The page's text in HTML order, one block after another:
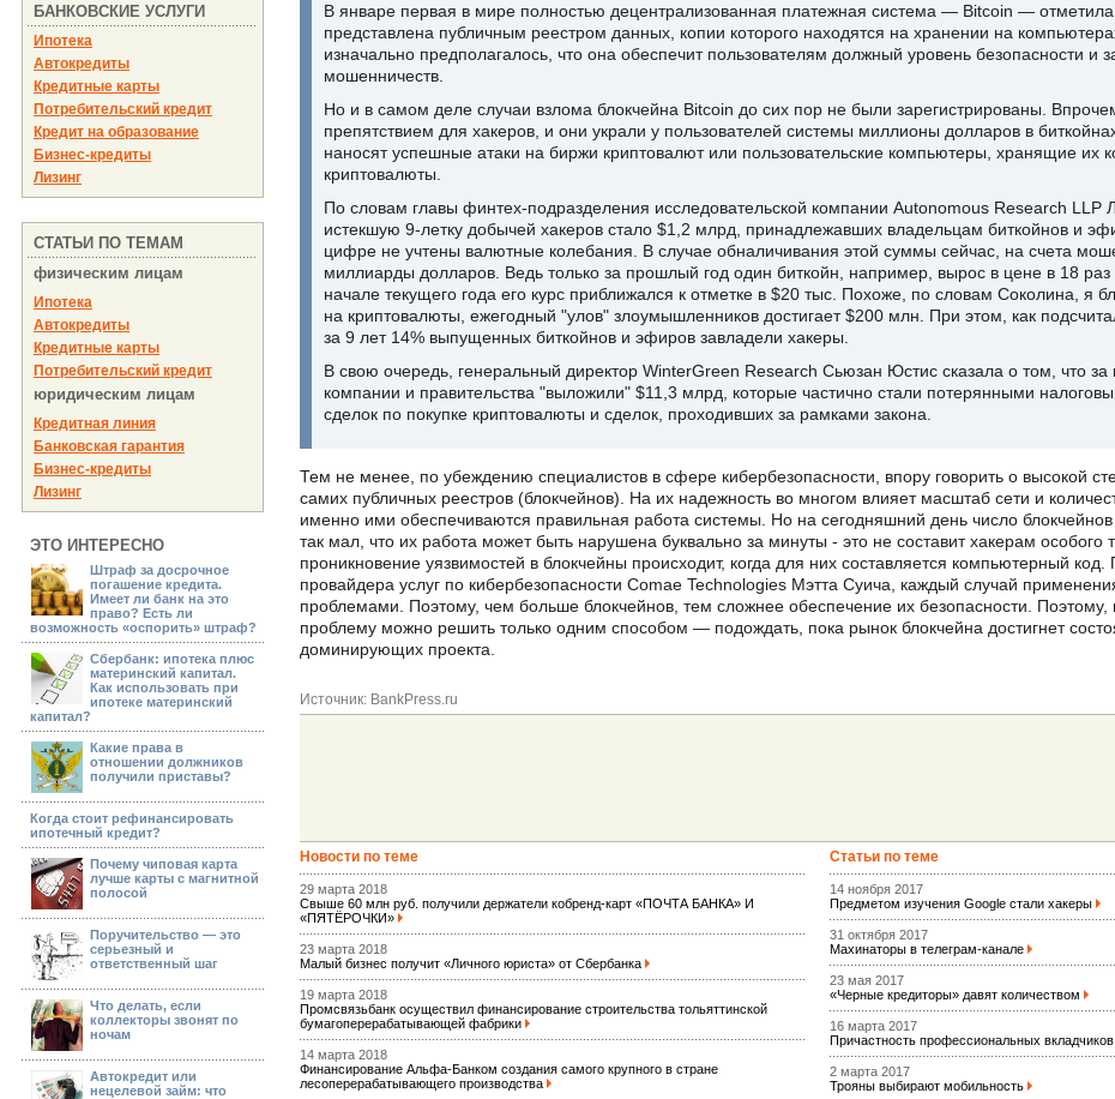
БАНКОВСКИЕ УСЛУГИ
Ипотека
Автокредиты
Кредитные карты
Потребительский кредит
Кредит на образование
Бизнес-кредиты
Лизинг
СТАТЬИ ПО ТЕМАМ
физическим лицам
Ипотека
Автокредиты
Кредитные карты
Потребительский кредит
юридическим лицам
Кредитная линия
Банковская гарантия
Бизнес-кредиты
Лизинг
ЭТО ИНТЕРЕСНО
Штраф за досрочное
погашение кредита.
Имеет ли банк на это
право? Есть ли
возможность «оспорить» штраф?
Сбербанк: ипотека плюс
материнский капитал.
Как использовать при
ипотеке материнский
капитал?
Какие права в
отношении должников
получили приставы?
Когда стоит рефинансировать
ипотечный кредит?
Почему чиповая карта
лучше карты с магнитной
полосой
Поручительство — это
серьезный и
ответственный шаг
Что делать, если
коллекторы звонят по
ночам
Автокредит или
нецелевой займ: что
В январе первая в мире полностью децентрализованная платежная система — Bitcoin — отметила
представлена публичным реестром данных, копии которого находятся на хранении на
изначально предполагалось, что она обеспечит пользователям должный уровень безопасности и
мошенничеств.
Но и в самом деле случаи взлома блокчейна Bitcoin до сих пор не были зарегистрированы.
препятствием для хакеров, и они украли у пользователей системы миллионы долларов в
наносят успешные атаки на биржи криптовалют или пользовательские компьютеры, хранящие их
криптовалюты.
По словам главы финтех-подразделения исследовательской компании Autonomous Research LLP
истекшую 9-летку добычей хакеров стало $1,2 млрд, принадлежавших владельцам биткойнов и
цифре не учтены валютные колебания. В случае обналичивания этой суммы сейчас, на счета
миллиарды долларов. Ведь только за прошлый год один биткойн, например, вырос в цене в 18
начале текущего года его курс приближался к отметке в $20 тыс. Похоже, по словам Соколина, я
на криптовалюты, ежегодный "улов" злоумышленников достигает $200 млн. При этом, как
за 9 лет 14% выпущенных биткойнов и эфиров завладели хакеры.
В свою очередь, генеральный директор WinterGreen Research Сьюзан Юстис сказала о том, что за
компании и правительства "выложили" $11,3 млрд, которые частично стали потерянными
сделок по покупке криптовалюты и сделок, проходивших за рамками закона.
Тем не менее, по убеждению специалистов в сфере кибербезопасности, впору говорить о высокой
самих публичных реестров (блокчейнов). На их надежность во многом влияет масштаб сети и
именно ими обеспечиваются правильная работа системы. Но на сегодняшний день число
так мал, что их работа может быть нарушена буквально за минуты - это не составит хакерам особого
проникновение уязвимостей в блокчейны происходит, когда для них составляется компьютерный
провайдера услуг по кибербезопасности Comae Technologies Мэтта Суича, каждый случай
проблемами. Поэтому, чем больше блокчейнов, тем сложнее обеспечение их безопасности.
проблему можно решить только одним способом — подождать, пока рынок блокчейна достигнет
доминирующих проекта.
Источник: BankPress.ru
Новости по теме
29 марта 2018
Свыше 60 млн руб. получили держатели кобренд-карт «ПОЧТА БАНКА» И
«ПЯТЁРОЧКИ»
23 марта 2018
Малый бизнес получит «Личного юриста» от Сбербанка
19 марта 2018
Промсвязьбанк осуществил финансирование строительства тольяттинской
бумагоперерабатывающей фабрики
14 марта 2018
Финансирование Альфа-Банком создания самого крупного в стране
лесоперерабатывающего производства
Статьи по теме
14 ноября 2017
Предметом изучения Google стали хакеры
31 октября 2017
Махинаторы в телеграм-канале
23 мая 2017
«Черные кредиторы» давят количеством
16 марта 2017
Причастность профессиональных
2 марта 2017
Трояны выбирают мобильность